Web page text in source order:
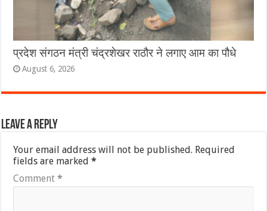
प्रदेश संगठन मंत्री चंद्रशेखर राठौर ने लगाए आम का पौधे
August 6, 2026
Leave a Reply
Your email address will not be published. Required
fields are marked*
Comment*